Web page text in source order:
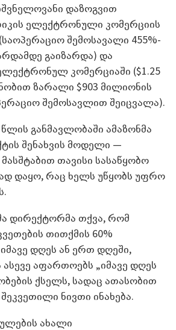
დაზოგვით
ელექტრონული კომერციის
შემოსავალი 455%-
გაიზარდა) და
კომერციაში ($1.25
ზარალი $903 მილიონის
შემოსავლით შეიცვალა).
განმავლობაში ამაზონმა
შენახვის მოდელი —
მასშტაბით თავისი სასაწყობო
დაყო, რაც ხელს უწყობს უფრო
დირექტორმა თქვა, რომ
თითქმის 60%
დღეს ან ერთ დღეში,
აფართოებს „იმავე დღეს
ქსელს, სადაც ათასობით
ნივთი ინახება.
ახალი